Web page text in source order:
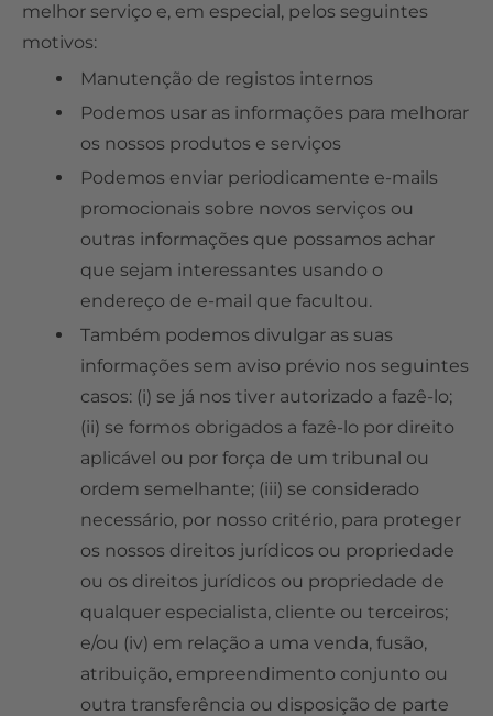
melhor serviço e, em especial, pelos seguintes
motivos:
Manutenção de registos internos
Podemos usar as informações para melhorar
os nossos produtos e serviços
Podemos enviar periodicamente e-mails
promocionais sobre novos serviços ou
outras informações que possamos achar
que sejam interessantes usando o
endereço de e-mail que facultou.
Também podemos divulgar as suas
informações sem aviso prévio nos seguintes
casos: (i) se já nos tiver autorizado a fazê-lo;
(ii) se formos obrigados a fazê-lo por direito
aplicável ou por força de um tribunal ou
ordem semelhante; (iii) se considerado
necessário, por nosso critério, para proteger
os nossos direitos jurídicos ou propriedade
ou os direitos jurídicos ou propriedade de
qualquer especialista, cliente ou terceiros;
e/ou (iv) em relação a uma venda, fusão,
atribuição, empreendimento conjunto ou
outra transferência ou disposição de parte